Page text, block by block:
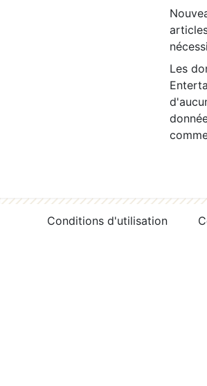
Les
Conditions d'utilisation